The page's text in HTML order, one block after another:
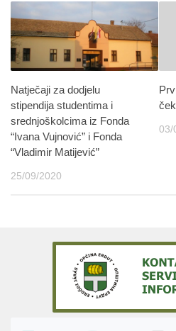
Natječaji za dodjelu
stipendija studentima i
srednjoškolcima iz Fonda
“Ivana Vujnović” i Fonda
“Vladimir Matijević”
25/09/2020
03/